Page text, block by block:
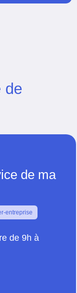
de
de ma
entreprise
de 9h à